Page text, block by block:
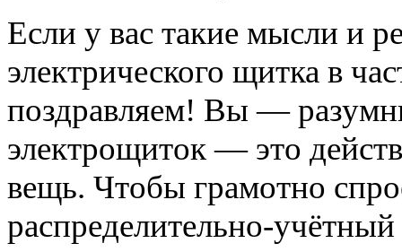
Если у вас такие мысли и
электрического щитка в
поздравляем! Вы —
электрощиток — это
вещь. Чтобы грамотно
распределительно-